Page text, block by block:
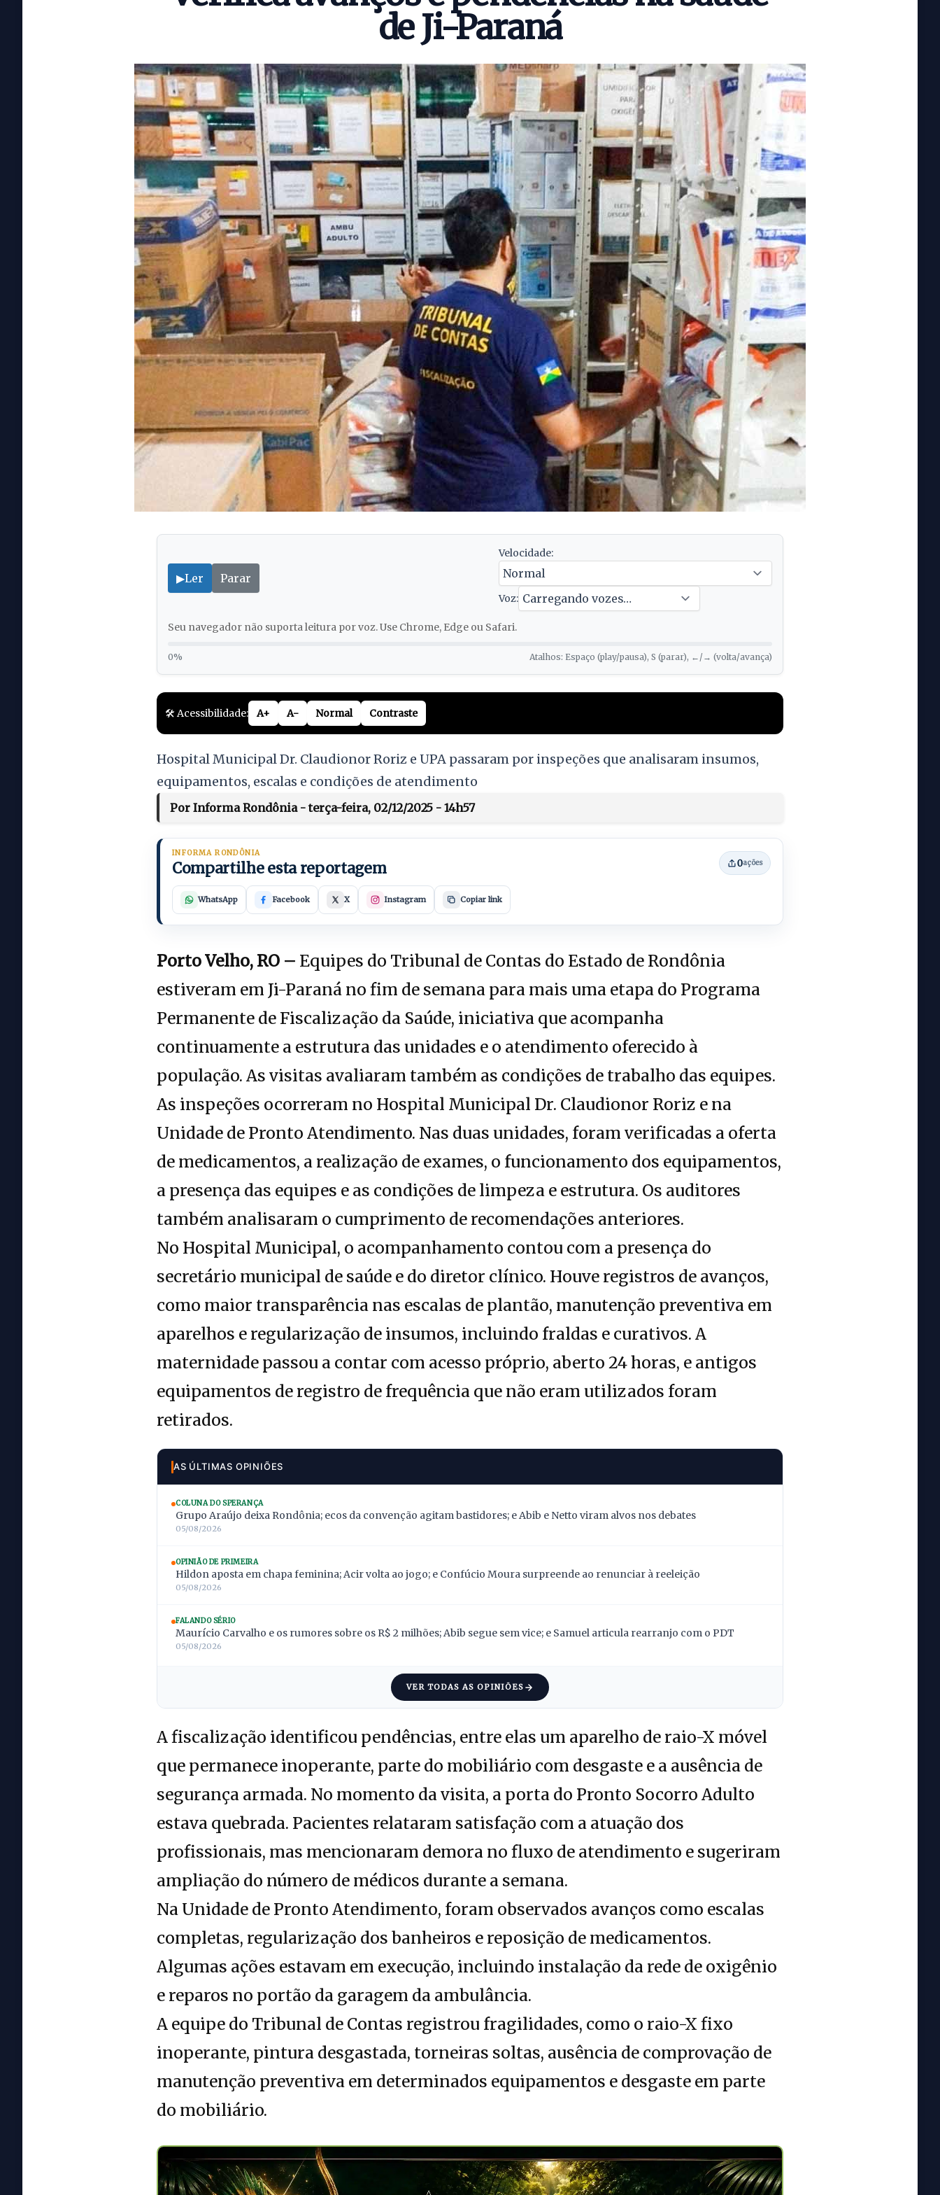
de Ji-Paraná
▶Ler Parar
Velocidade:
Voz:
Seu navegador não suporta leitura por voz. Use Chrome, Edge ou Safari.
0% Atalhos: Espaço (play/pausa), S (parar), ←/→ (volta/avança)
🛠️ Acessibilidade: A+ A- Normal Contraste
Hospital Municipal Dr. Claudionor Roriz e UPA passaram por inspeções que analisaram insumos,
equipamentos, escalas e condições de atendimento
Por Informa Rondônia - terça-feira, 02/12/2025 - 14h57
INFORMA RONDÔNIA
Compartilhe esta reportagem 0ações
WhatsApp Facebook X Instagram Copiar link
Porto Velho, RO – Equipes do Tribunal de Contas do Estado de Rondônia
estiveram em Ji-Paraná no fim de semana para mais uma etapa do Programa
Permanente de Fiscalização da Saúde, iniciativa que acompanha
continuamente a estrutura das unidades e o atendimento oferecido à
população. As visitas avaliaram também as condições de trabalho das equipes.
As inspeções ocorreram no Hospital Municipal Dr. Claudionor Roriz e na
Unidade de Pronto Atendimento. Nas duas unidades, foram verificadas a oferta
de medicamentos, a realização de exames, o funcionamento dos equipamentos,
a presença das equipes e as condições de limpeza e estrutura. Os auditores
também analisaram o cumprimento de recomendações anteriores.
No Hospital Municipal, o acompanhamento contou com a presença do
secretário municipal de saúde e do diretor clínico. Houve registros de avanços,
como maior transparência nas escalas de plantão, manutenção preventiva em
aparelhos e regularização de insumos, incluindo fraldas e curativos. A
maternidade passou a contar com acesso próprio, aberto 24 horas, e antigos
equipamentos de registro de frequência que não eram utilizados foram
retirados.
AS ÚLTIMAS OPINIÕES
COLUNA DO SPERANÇA
Grupo Araújo deixa Rondônia; ecos da convenção agitam bastidores; e Abib e Netto viram alvos nos debates
05/08/2026
OPINIÃO DE PRIMEIRA
Hildon aposta em chapa feminina; Acir volta ao jogo; e Confúcio Moura surpreende ao renunciar à reeleição
05/08/2026
FALANDO SÉRIO
Maurício Carvalho e os rumores sobre os R$ 2 milhões; Abib segue sem vice; e Samuel articula rearranjo com o PDT
05/08/2026
VER TODAS AS OPINIÕES
A fiscalização identificou pendências, entre elas um aparelho de raio-X móvel
que permanece inoperante, parte do mobiliário com desgaste e a ausência de
segurança armada. No momento da visita, a porta do Pronto Socorro Adulto
estava quebrada. Pacientes relataram satisfação com a atuação dos
profissionais, mas mencionaram demora no fluxo de atendimento e sugeriram
ampliação do número de médicos durante a semana.
Na Unidade de Pronto Atendimento, foram observados avanços como escalas
completas, regularização dos banheiros e reposição de medicamentos.
Algumas ações estavam em execução, incluindo instalação da rede de oxigênio
e reparos no portão da garagem da ambulância.
A equipe do Tribunal de Contas registrou fragilidades, como o raio-X fixo
inoperante, pintura desgastada, torneiras soltas, ausência de comprovação de
manutenção preventiva em determinados equipamentos e desgaste em parte
do mobiliário.